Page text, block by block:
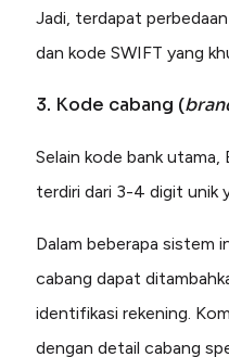
Jadi, terdapat
dan kode SWIFT yang
3. Kode cabang (
Selain kode bank
terdiri dari 3-4 digit unik
Dalam beberapa
cabang dapat
identifikasi rekening.
dengan detail cabang